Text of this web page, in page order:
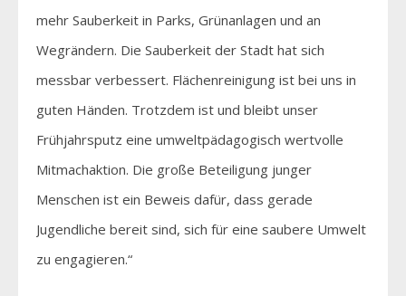
mehr Sauberkeit in Parks, Grünanlagen und an
Wegrändern. Die Sauberkeit der Stadt hat sich
messbar verbessert. Flächenreinigung ist bei uns in
guten Händen. Trotzdem ist und bleibt unser
Frühjahrsputz eine umweltpädagogisch wertvolle
Mitmachaktion. Die große Beteiligung junger
Menschen ist ein Beweis dafür, dass gerade
Jugendliche bereit sind, sich für eine saubere Umwelt
zu engagieren.“